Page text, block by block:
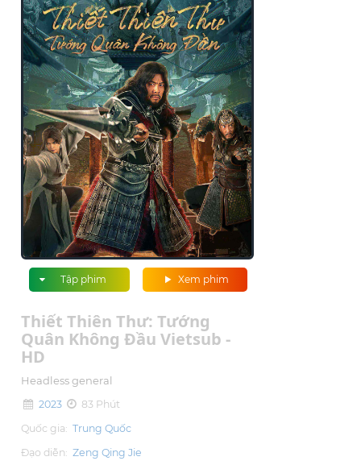
Xem phim
Tập phim
Thiết Thiên Thư: Tướng
Quân Không Đầu Vietsub -
HD
Headless general
2023
83 Phút
Quốc gia: Trung Quốc
Đạo diễn: Zeng Qing Jie